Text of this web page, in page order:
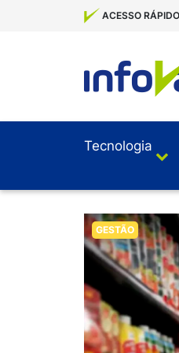
ACESSO
Tecnologia
GESTÃO